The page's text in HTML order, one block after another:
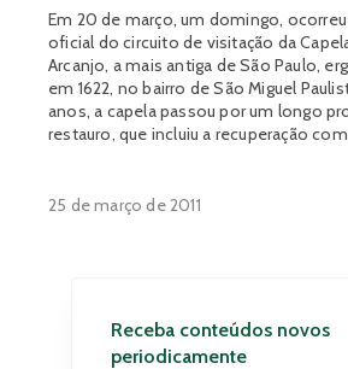
Em 20 de março, um domingo, ocorreu
oficial do circuito de visitação da
Arcanjo, a mais antiga de São Paulo,
em 1622, no bairro de São Miguel
anos, a capela passou por um longo
restauro, que incluiu a recuperação
25 de março de 2011
Receba conteúdos novos
periodicamente